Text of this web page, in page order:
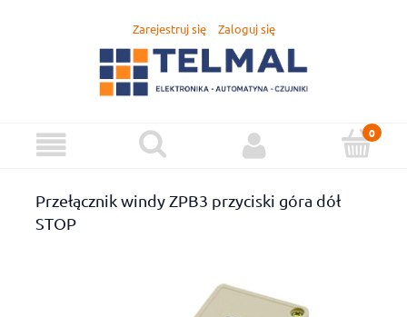
Zarejestruj się Zaloguj się
Przełącznik windy ZPB3 przyciski góra dół
STOP